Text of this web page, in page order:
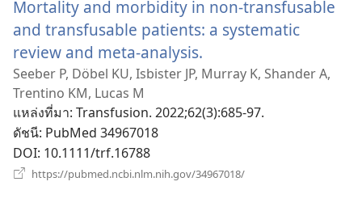
Mortality and morbidity in non-transfusable
and transfusable patients: a systematic
review and meta-analysis.
หน้าต่าง
Seeber P, Döbel KU, Isbister JP, Murray K, Shander A,
Trentino KM, Lucas M
แหล่งที่มา‎: Transfusion. 2022;62(3):685-97.
ดัชนี‎: PubMed 34967018
DOI‎: 10.1111/trf.16788
https://pubmed.ncbi.nlm.nih.gov/34967018/